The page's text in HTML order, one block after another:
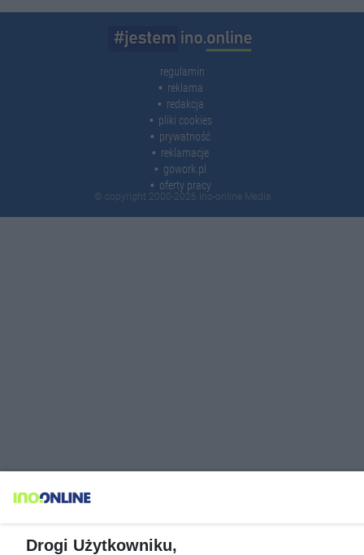
regulamin
reklama
redakcja
pliki cookies
prywatność
reklamacje
gowork.pl
oferty pracy
© copyright 2000-2026 Ino-online Media
Drogi Użytkowniku,